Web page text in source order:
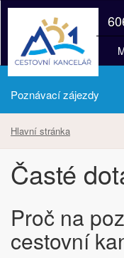
Poznávací zájezdy
Hlavní stránka
Časté
Proč na
cestovní